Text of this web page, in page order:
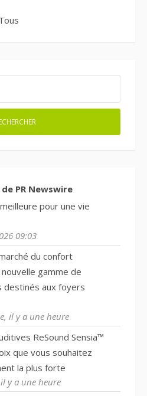
PR Newswire
pour une vie
09:03
du confort
gamme de
destinés aux foyers
il y a une heure
ReSound Sensia™
que vous souhaitez
la plus forte
il y a une heure